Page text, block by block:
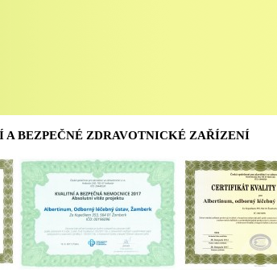
A BEZPEČNÉ ZDRAVOTNICKÉ ZAŘÍZENÍ